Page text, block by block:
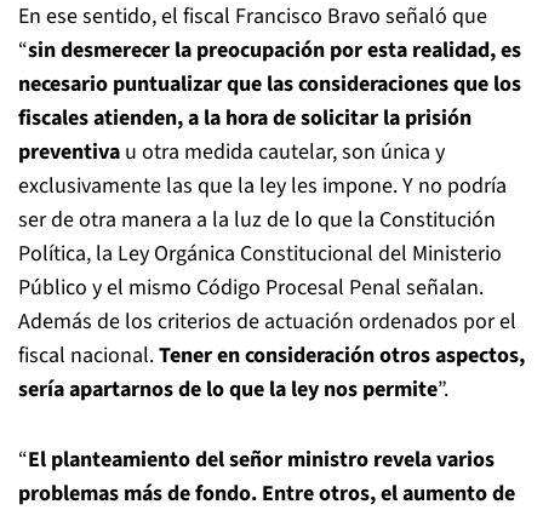
En ese sentido, el fiscal Francisco Bravo señaló que
“sin desmerecer la preocupación por esta realidad, es
necesario puntualizar que las consideraciones que los
fiscales atienden, a la hora de solicitar la prisión
preventiva u otra medida cautelar, son única y
exclusivamente las que la ley les impone. Y no podría
ser de otra manera a la luz de lo que la Constitución
Política, la Ley Orgánica Constitucional del Ministerio
Público y el mismo Código Procesal Penal señalan.
Además de los criterios de actuación ordenados por el
fiscal nacional.Tener en consideración otros aspectos,
sería apartarnos de lo que la ley nos permite”.
“El planteamiento del señor ministro revela varios
problemas más de fondo. Entre otros, el aumento de